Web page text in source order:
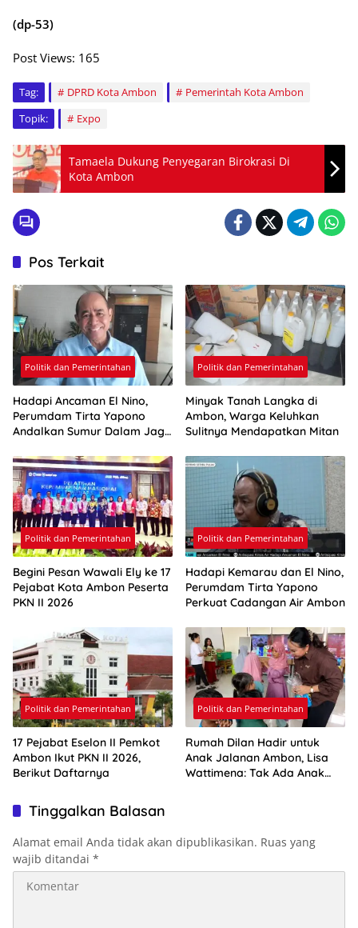
(dp-53)
Post Views: 165
Tag: DPRD Kota Ambon
Pemerintah Kota Ambon
Topik:
Expo
Tamaela Dukung Penyegaran Birokrasi Di
Kota Ambon
Pos Terkait
Politik dan Pemerintahan
Hadapi Ancaman El Nino,
Perumdam Tirta Yapono
Andalkan Sumur Dalam Jaga
Politik dan Pemerintahan
Minyak Tanah Langka di
Ambon, Warga Keluhkan
Sulitnya Mendapatkan Mitan
Politik dan Pemerintahan
Begini Pesan Wawali Ely ke 17
Pejabat Kota Ambon Peserta
PKN II 2026
Politik dan Pemerintahan
Hadapi Kemarau dan El Nino,
Perumdam Tirta Yapono
Perkuat Cadangan Air Ambon
Politik dan Pemerintahan
17 Pejabat Eselon II Pemkot
Ambon Ikut PKN II 2026,
Berikut Daftarnya
Politik dan Pemerintahan
Rumah Dilan Hadir untuk
Anak Jalanan Ambon, Lisa
Wattimena: Tak Ada Anak
Tinggalkan Balasan
Alamat email Anda tidak akan dipublikasikan. Ruas yang
wajib ditandai *